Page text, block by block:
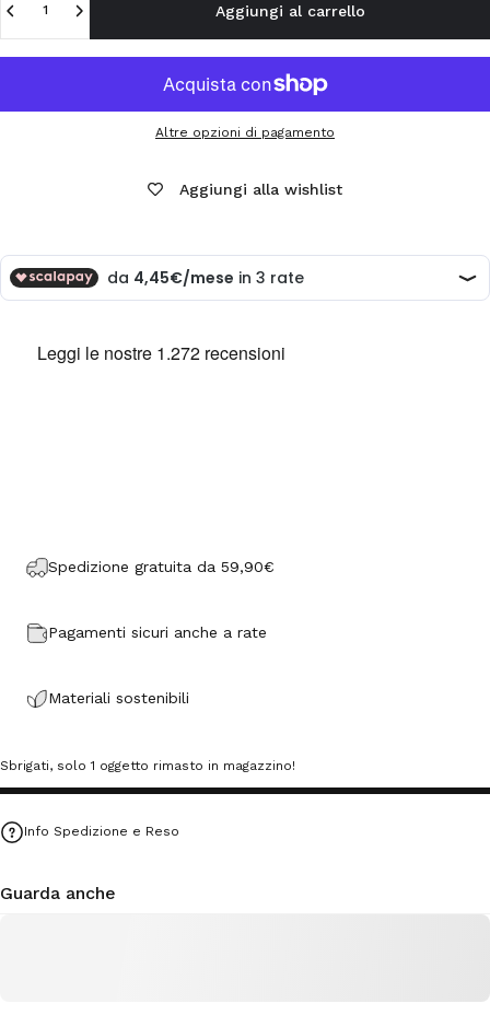
Aggiungi al carrello
Altre opzioni di pagamento
Aggiungi alla wishlist
Spedizione gratuita da 59,90€
Pagamenti sicuri anche a rate
Materiali sostenibili
Sbrigati, solo 1 oggetto rimasto in magazzino!
Info Spedizione e Reso
Guarda anche